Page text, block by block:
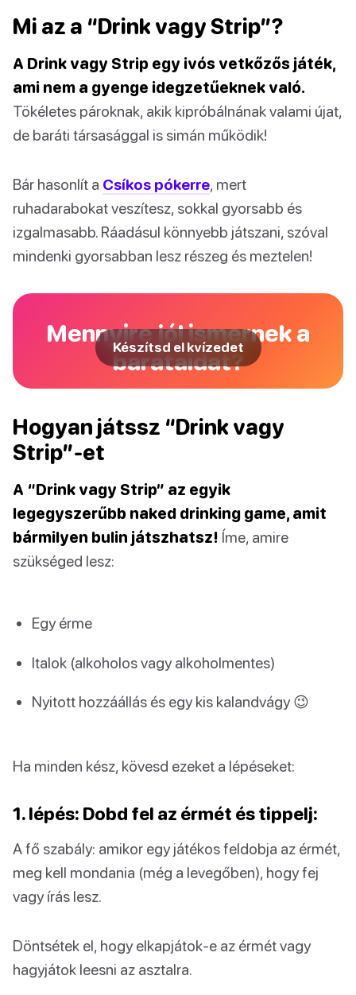
Mi az a “Drink vagy Strip”?
A Drink vagy Strip egy ivós vetkőzős játék,
ami nem a gyenge idegzetűeknek való.
Tökéletes pároknak, akik kipróbálnának valami újat,
de baráti társasággal is simán működik!
Bár hasonlít a Csíkos pókerre, mert
ruhadarabokat veszítesz, sokkal gyorsabb és
izgalmasabb. Ráadásul könnyebb játszani, szóval
mindenki gyorsabban lesz részeg és meztelen!
Mennyire jól ismernek a
barátaidat?
Készítsd el kvízedet
Hogyan játssz “Drink vagy
Strip”-et
A “Drink vagy Strip” az egyik
legegyszerűbb naked drinking game, amit
bármilyen bulin játszhatsz! Íme, amire
szükséged lesz:
Egy érme
Italok (alkoholos vagy alkoholmentes)
Nyitott hozzáállás és egy kis kalandvágy 😉
Ha minden kész, kövesd ezeket a lépéseket:
1. lépés: Dobd fel az érmét és tippelj:
A fő szabály: amikor egy játékos feldobja az érmét,
meg kell mondania (még a levegőben), hogy fej
vagy írás lesz.
Döntsétek el, hogy elkapjátok-e az érmét vagy
hagyjátok leesni az asztalra.